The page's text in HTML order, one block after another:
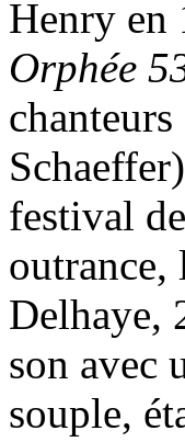
Henry en
Orphée
festival
outrance,
Delhaye,
son avec
souple,